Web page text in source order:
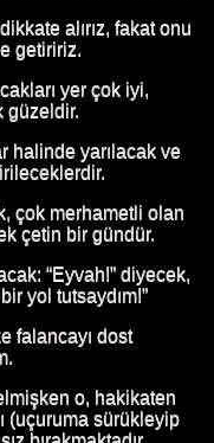
alırız, fakat onu
getiririz.
yer çok iyi,
güzeldir.
halinde yarılacak ve
çok merhametli olan
çetin bir gündür.
“Eyvah!” diyecek,
yol tutsaydım!”
falancayı dost
o, hakikaten
(uçuruma sürükleyip